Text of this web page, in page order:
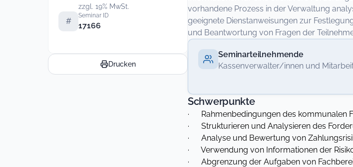
zzgl. 19% MwSt.
#
Seminar ID
17166
Drucken
vorhandene Prozess in der Verwaltung
geeignete Dienstanweisungen zur
und Beantwortung von Fragen der
Seminarteilnehmende
Kassenverwalter/innen und
Schwerpunkte
· Rahmenbedingungen des kommunalen
· Strukturieren und Analysieren des
· Analyse und Bewertung von
· Verwendung von Informationen der
· Abgrenzung der Aufgaben von